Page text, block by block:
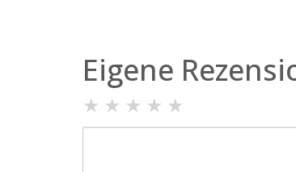
Eigene
★ ★ ★ ★ ★